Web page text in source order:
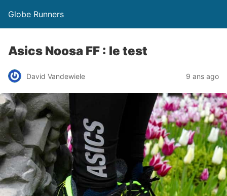
Globe Runners
Asics Noosa FF : le test
David Vandewiele 9 ans ago